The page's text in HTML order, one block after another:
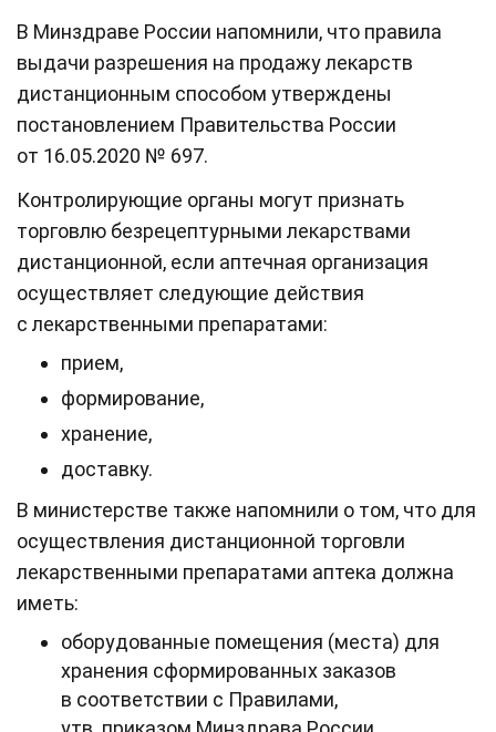
В Минздраве России напомнили, что правила
выдачи разрешения на продажу лекарств
дистанционным способом утверждены
постановлением Правительства России
от 16.05.2020 № 697.
Контролирующие органы могут признать
торговлю безрецептурными лекарствами
дистанционной, если аптечная организация
осуществляет следующие действия
с лекарственными препаратами:
прием,
формирование,
хранение,
доставку.
В министерстве также напомнили о том, что для
осуществления дистанционной торговли
лекарственными препаратами аптека должна
иметь:
оборудованные помещения (места) для
хранения сформированных заказов
в соответствии с Правилами,